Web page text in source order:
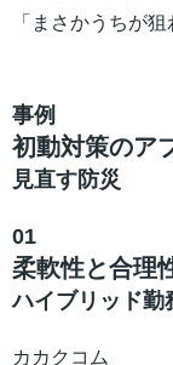
「まさかうちが
事例
初動対策のア
見直す防災
01
柔軟性と合理
ハイブリッド勤
カカクコム